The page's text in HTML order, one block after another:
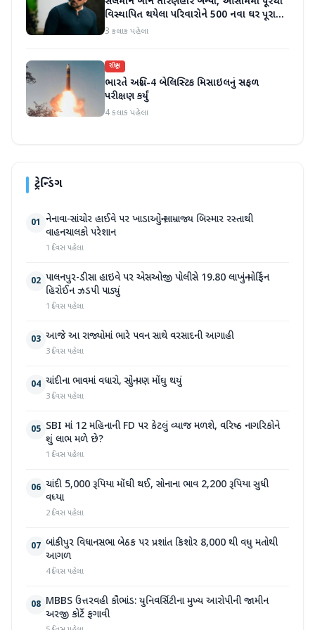
વિસ્થાપિત થયેલા પરિવારોને 500 નવા ઘર પૂરા
પાડ્યા
3 કલાક પહેલા
રાષ્ટ્રીય
ભારતે અગ્નિ-4 બેલિસ્ટિક મિસાઇલનું સફળ
પરીક્ષણ કર્યું
4 કલાક પહેલા
ટ્રેન્ડિંગ
01 નેનાવા-સાંચોર હાઈવે પર ખાડાઓનું સામ્રાજ્ય બિસ્માર રસ્તાથી
વાહનચાલકો પરેશાન
1 દિવસ પહેલા
02 પાલનપુર-ડીસા હાઇવે પર એસઓજી પોલીસે 19.80 લાખનું મોર્ફિન
હિરોઈન ઝડપી પાડ્યું
1 દિવસ પહેલા
03 આજે આ રાજ્યોમાં ભારે પવન સાથે વરસાદની આગાહી
3 દિવસ પહેલા
04 ચાંદીના ભાવમાં વધારો, સોનું પણ મોંઘુ થયું
3 દિવસ પહેલા
05 SBI માં 12 મહિનાની FD પર કેટલું વ્યાજ મળશે, વરિષ્ઠ નાગરિકોને
શું લાભ મળે છે?
1 દિવસ પહેલા
06 ચાંદી 5,000 રૂપિયા મોંઘી થઈ, સોનાના ભાવ 2,200 રૂપિયા સુધી
વધ્યા
2 દિવસ પહેલા
07 બાંકીપુર વિધાનસભા બેઠક પર પ્રશાંત કિશોર 8,000 થી વધુ મતોથી
આગળ
4 દિવસ પહેલા
08 MBBS ઉત્તરવહી કૌભાંડ: યુનિવર્સિટીના મુખ્ય આરોપીની જામીન
અરજી કોર્ટે ફગાવી